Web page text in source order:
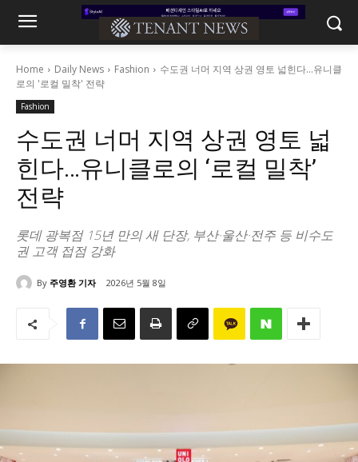
Home Daily News Fashion
수도권 너머 지역 상권 영토 넓힌다...유니클
로의 '로컬 밀착' 전략
Fashion
수도권 너머 지역 상권 영토 넓
힌다…유니클로의 ‘로컬 밀착’
전략
롯데 광복점 15년 만의 새 단장, 부산·울산·전주 등 비수도
권 고객 접점 강화
By 주영환 기자 2026년 5월 8일